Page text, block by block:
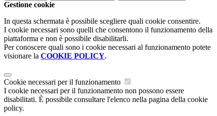
Gestione cookie
In questa schermata è possibile scegliere quali cookie consentire.
I cookie necessari sono quelli che consentono il funzionamento della
piattaforma e non è possibile disabilitarli.
Per conoscere quali sono i cookie necessari al funzionamento potete
visionare la COOKIE POLICY.
Cookie necessari per il funzionamento
I cookie necessari per il funzionamento non possono essere
disabilitati. È possibile consultare l'elenco nella pagina della cookie
policy.